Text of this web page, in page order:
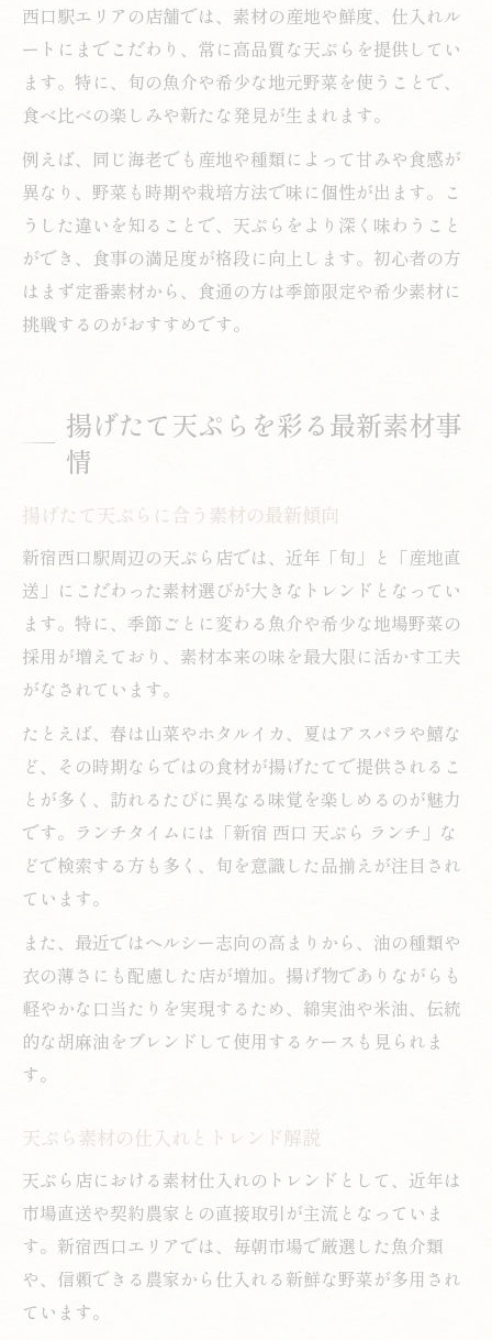
西口駅エリアの店舗では、素材の産地や鮮度、仕入れル
ートにまでこだわり、常に高品質な天ぷらを提供してい
ます。特に、旬の魚介や希少な地元野菜を使うことで、
食べ比べの楽しみや新たな発見が生まれます。
例えば、同じ海老でも産地や種類によって甘みや食感が
異なり、野菜も時期や栽培方法で味に個性が出ます。こ
うした違いを知ることで、天ぷらをより深く味わうこと
ができ、食事の満足度が格段に向上します。初心者の方
はまず定番素材から、食通の方は季節限定や希少素材に
挑戦するのがおすすめです。
揚げたて天ぷらを彩る最新素材事
情
揚げたて天ぷらに合う素材の最新傾向
新宿西口駅周辺の天ぷら店では、近年「旬」と「産地直
送」にこだわった素材選びが大きなトレンドとなってい
ます。特に、季節ごとに変わる魚介や希少な地場野菜の
採用が増えており、素材本来の味を最大限に活かす工夫
がなされています。
たとえば、春は山菜やホタルイカ、夏はアスパラや鱚な
ど、その時期ならではの食材が揚げたてで提供されるこ
とが多く、訪れるたびに異なる味覚を楽しめるのが魅力
です。ランチタイムには「新宿 西口 天ぷら ランチ」な
どで検索する方も多く、旬を意識した品揃えが注目され
ています。
また、最近ではヘルシー志向の高まりから、油の種類や
衣の薄さにも配慮した店が増加。揚げ物でありながらも
軽やかな口当たりを実現するため、綿実油や米油、伝統
的な胡麻油をブレンドして使用するケースも見られま
す。
天ぷら素材の仕入れとトレンド解説
天ぷら店における素材仕入れのトレンドとして、近年は
市場直送や契約農家との直接取引が主流となっていま
す。新宿西口エリアでは、毎朝市場で厳選した魚介類
や、信頼できる農家から仕入れる新鮮な野菜が多用され
ています。